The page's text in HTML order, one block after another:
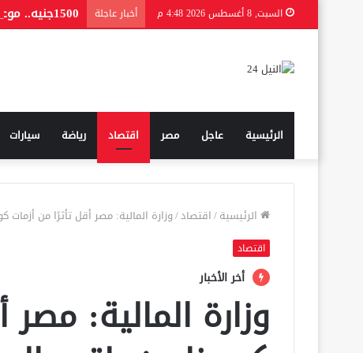
السبت, 8 أغسطس 2026 4:48 م أخبار عاجلة 1500جنيه.. موعد صرف منحة المولد النبوي 2026 للعمالة غير المنتظمة
الرئيسية عاجل مصر اقتصاد رياضة سيارات
الرئيسية/اقتصاد/وزارة المالية: مصر أقل تأثرًا من أزمات
اقتصاد
أخر الأخبار
وزارة المالية: